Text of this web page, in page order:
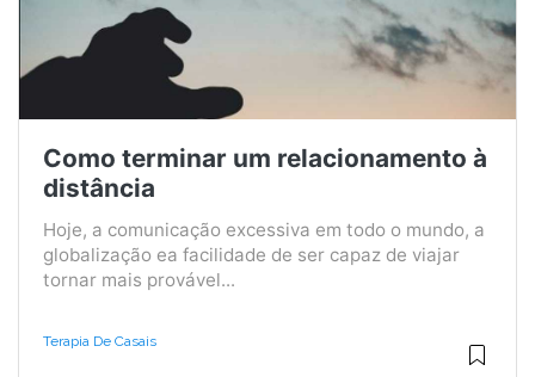
Como terminar um relacionamento à
distância
Hoje, a comunicação excessiva em todo o mundo, a
globalização ea facilidade de ser capaz de viajar
tornar mais provável...
Terapia De Casais